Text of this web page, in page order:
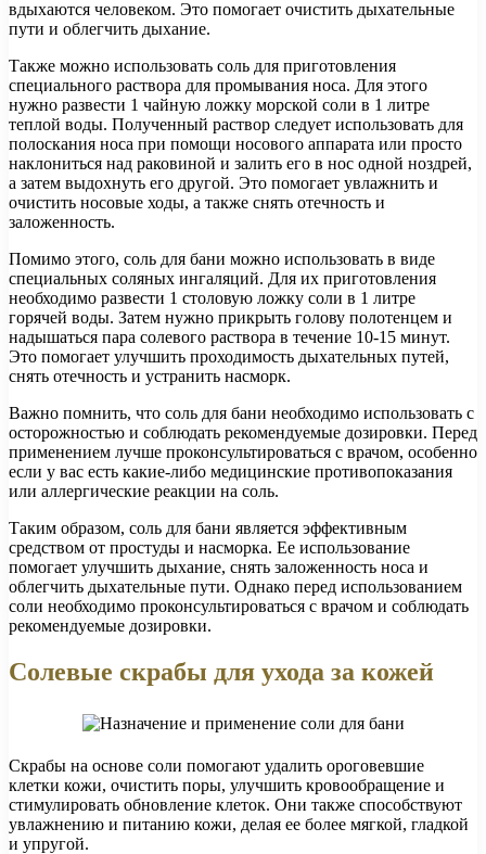
вдыхаются человеком. Это помогает очистить дыхательные
пути и облегчить дыхание.
Также можно использовать соль для приготовления
специального раствора для промывания носа. Для этого
нужно развести 1 чайную ложку морской соли в 1 литре
теплой воды. Полученный раствор следует использовать для
полоскания носа при помощи носового аппарата или просто
наклониться над раковиной и залить его в нос одной ноздрей,
а затем выдохнуть его другой. Это помогает увлажнить и
очистить носовые ходы, а также снять отечность и
заложенность.
Помимо этого, соль для бани можно использовать в виде
специальных соляных ингаляций. Для их приготовления
необходимо развести 1 столовую ложку соли в 1 литре
горячей воды. Затем нужно прикрыть голову полотенцем и
надышаться пара солевого раствора в течение 10-15 минут.
Это помогает улучшить проходимость дыхательных путей,
снять отечность и устранить насморк.
Важно помнить, что соль для бани необходимо использовать с
осторожностью и соблюдать рекомендуемые дозировки. Перед
применением лучше проконсультироваться с врачом, особенно
если у вас есть какие-либо медицинские противопоказания
или аллергические реакции на соль.
Таким образом, соль для бани является эффективным
средством от простуды и насморка. Ее использование
помогает улучшить дыхание, снять заложенность носа и
облегчить дыхательные пути. Однако перед использованием
соли необходимо проконсультироваться с врачом и соблюдать
рекомендуемые дозировки.
Солевые скрабы для ухода за кожей
Скрабы на основе соли помогают удалить ороговевшие
клетки кожи, очистить поры, улучшить кровообращение и
стимулировать обновление клеток. Они также способствуют
увлажнению и питанию кожи, делая ее более мягкой, гладкой
и упругой.